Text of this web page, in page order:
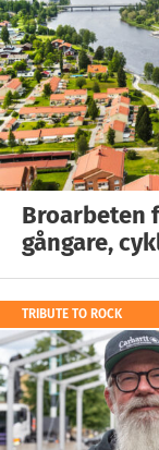
Broarbeten
gångare,
TRIBUTE TO ROCK